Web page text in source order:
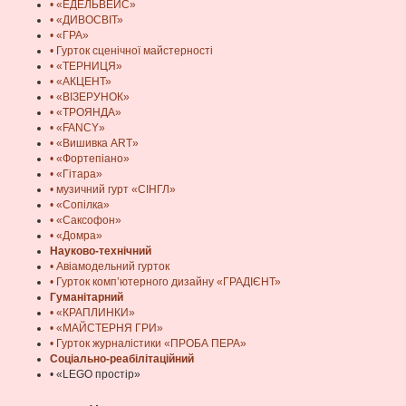
• «ЕДЕЛЬВЕЙС»
• «ДИВОСВІТ»
• «ГРА»
• Гурток сценічної майстерності
• «ТЕРНИЦЯ»
• «АКЦЕНТ»
• «ВІЗЕРУНОК»
• «ТРОЯНДА»
• «FANCY»
• «Вишивка ART»
• «Фортепіано»
• «Гітара»
• музичний гурт «СІНГЛ»
• «Сопілка»
• «Саксофон»
• «Домра»
Науково-технічний
• Авіамодельний гурток
• Гурток комп’ютерного дизайну «ГРАДІЄНТ»
Гуманітарний
• «КРАПЛИНКИ»
• «МАЙСТЕРНЯ ГРИ»
• Гурток журналістики «ПРОБА ПЕРА»
Соціально-реабілітаційний
• «LEGO простір»